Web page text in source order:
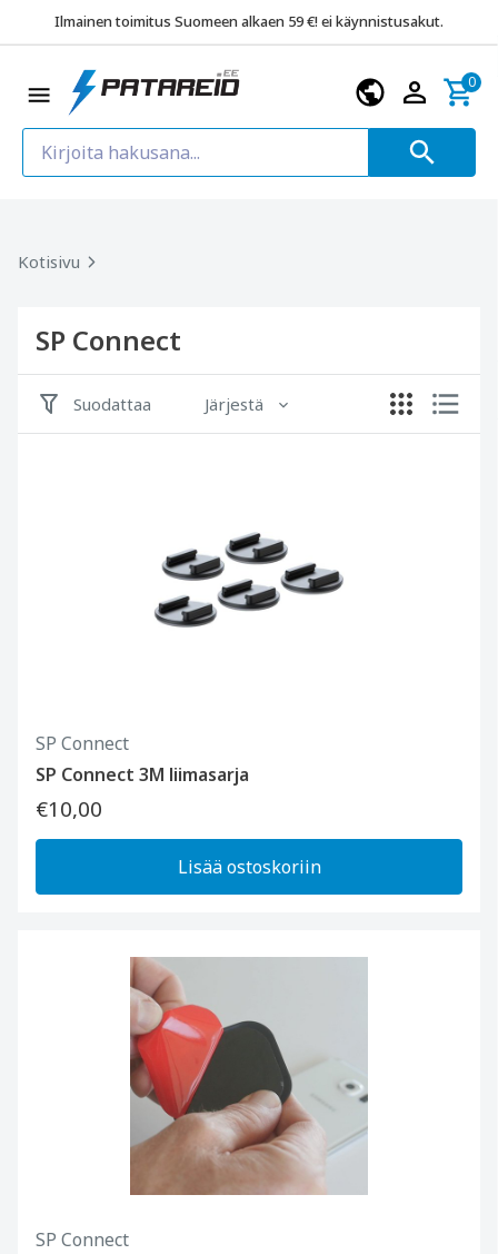
Ilmainen toimitus Suomeen alkaen 59 €! ei käynnistusakut.
0
Kotisivu
SP Connect
Suodattaa Järjestä
SP Connect
SP Connect 3M liimasarja
€10,00
Lisää ostoskoriin
SP Connect